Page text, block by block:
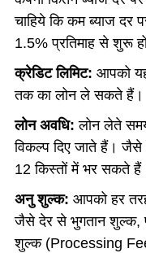
चाहिये कि कम ब्याज दर
1.5% प्रतिमाह से शुरू
क्रेडिट लिमिट: आपको
तक का लोन ले सकते हैं।
लोन अवधि: लोन लेते
विकल्प दिए जाते हैं।
12 किस्तों में भर सकते
अनु शुल्क: आपको हर
जैसे देर से भुगतान शुल्क,
शुल्क (Processing